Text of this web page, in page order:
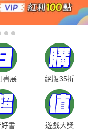
書展 絕版35折
書 遊戲大獎